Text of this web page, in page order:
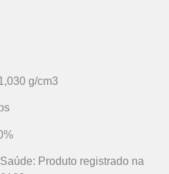
g/cm3
Produto registrado na